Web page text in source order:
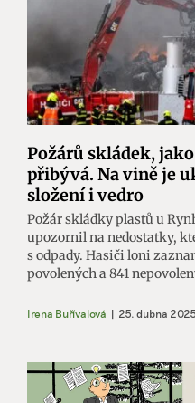
Požárů skládek,
přibývá. Na vině je
složení i vedro
Požár skládky plastů u
upozornil na nedostatky,
s odpady. Hasiči loni
povolených a 841
Irena Buřívalová | 25. dubna 2025